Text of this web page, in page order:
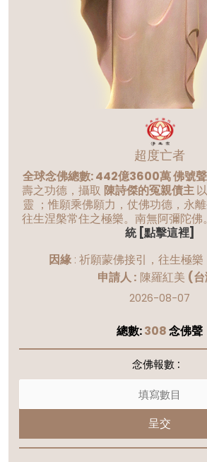
超度亡者
全球念佛總數: 442億3600萬 佛號聲
壽之功德，攝取 陳詩傑的冤親債主
靈 ；惟願乘佛願力，仗佛功德，永
往生涅槃常住之極樂。南無阿彌陀佛。
統 [點擊這裡]
因緣: 祈願蒙佛接引，往生極樂
申請人 : 陳羅紅美 (
2026-08-07
總數:308念佛聲
念佛報數 :
呈交